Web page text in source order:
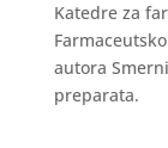
Katedre za
autora
preparata.